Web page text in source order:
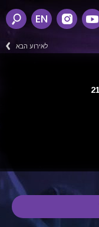
EN
לאירוע הבא